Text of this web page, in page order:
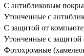
С антибликовым
Утонченные с
С защитой от
Утонченные с защитой
Фотохромные